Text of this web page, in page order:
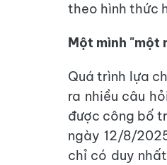
theo hình thức
Một mình "một
Quá trình lựa
ra nhiều câu
được công bố
ngày 12/8/
chỉ có duy